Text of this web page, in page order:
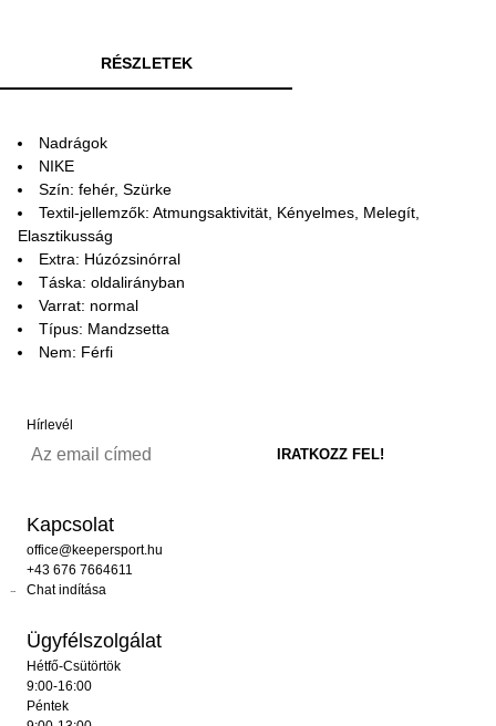
RÉSZLETEK
Nadrágok
NIKE
Szín: fehér, Szürke
Textil-jellemzők: Atmungsaktivität, Kényelmes, Melegít,
Elasztikusság
Extra: Húzózsinórral
Táska: oldalirányban
Varrat: normal
Típus: Mandzsetta
Nem: Férfi
Hírlevél
Kapcsolat
office@keepersport.hu
+43 676 7664611
Chat indítása
Ügyfélszolgálat
Hétfő-Csütörtök
9:00-16:00
Péntek